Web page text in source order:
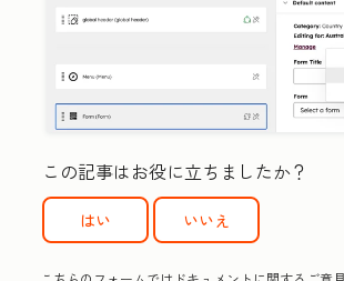
この記事はお役に立ちましたか？
はい いいえ